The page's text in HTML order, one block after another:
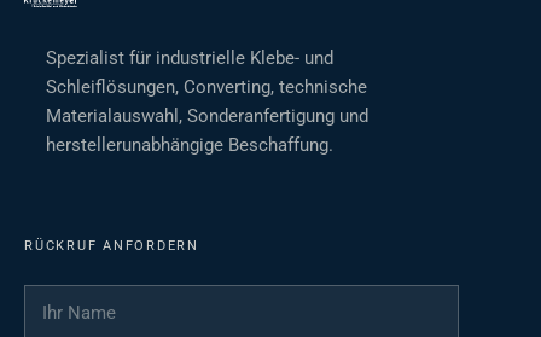
Spezialist für industrielle Klebe- und
Schleiflösungen, Converting, technische
Materialauswahl, Sonderanfertigung und
herstellerunabhängige Beschaffung.
RÜCKRUF ANFORDERN
Ihr Name